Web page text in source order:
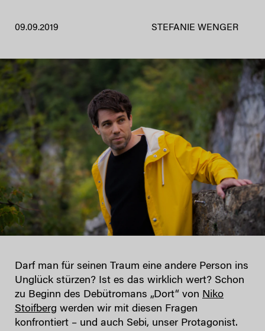
09.09.2019 STEFANIE WENGER
Darf man für seinen Traum eine andere Person ins
Unglück stürzen? Ist es das wirklich wert? Schon
zu Beginn des Debütromans „Dort“ von Niko
Stoifberg werden wir mit diesen Fragen
konfrontiert – und auch Sebi, unser Protagonist.